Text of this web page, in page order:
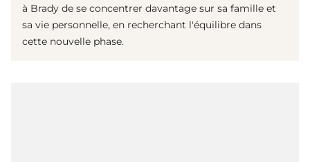
à Brady de se concentrer davantage sur sa famille et
sa vie personnelle, en recherchant l'équilibre dans
cette nouvelle phase.